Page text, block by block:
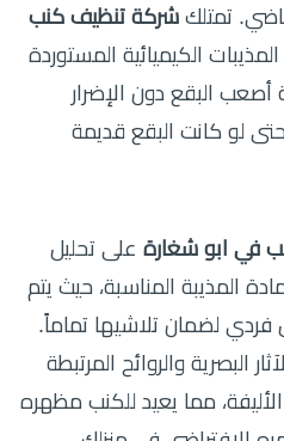
تمتلك شركة تنظيف كنب
الكيميائية المستوردة
أصعب البقع دون الإضرار
حتى لو كانت البقع قديمة
في ابو شغارة على تحليل
المذيبة المناسبة، حيث يتم
لضمان تلاشيها تماماً.
البصرية والروائح المرتبطة
مما يعيد للكنب مظهره